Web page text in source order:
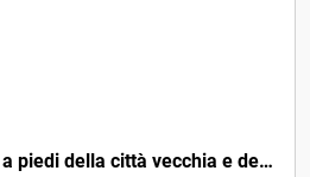
Historic Krakow : tour a piedi della città vecchia e del castello di Wawel